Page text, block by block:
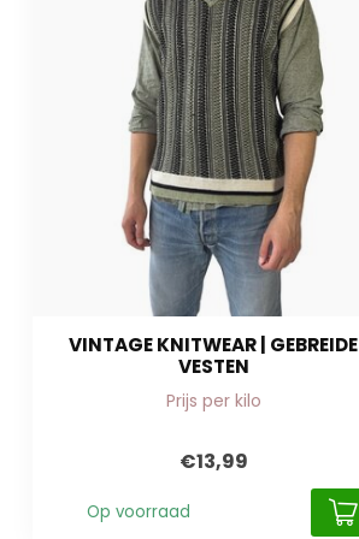
VINTAGE KNITWEAR | GEBREIDE
VESTEN
Prijs per kilo
€13,99
Op voorraad